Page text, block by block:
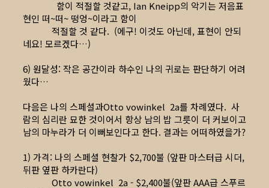
함이 적절할 것같고, Ian Kneipp의 악기는 저음표
현인 떠~떠~ 떵엉~이라고 함이
적절할 것 같다. (에구! 이것도 아닌데, 표현이 안되
네요! 모르겠다…)
6) 원달성: 작은 공간이라 하수인 나의 귀로는 판단하기 어려
웠다…
다음은 나의 스페셜과Otto vowinkel 2a를 차례였다. 사
람의 심리란 묘한 것이어서 항상 남의 밥 그릇이 더 커보이고
남의 마누라가 더 이뻐보인다고 한다. 결과는 어떠하였을가?
1) 가격: 나의 스페셜 현찰가 $2,700불 (앞판 마스터급 시더,
뒤판 옆판 하카란다)
Otto vowinkel 2a - $2,400불(앞판 AAA급 스푸르